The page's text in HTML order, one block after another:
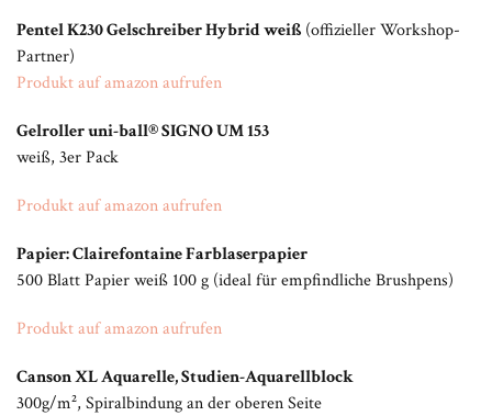
Pentel K230 Gelschreiber Hybrid weiß (offizieller Workshop-
Partner)
Produkt auf amazon aufrufen
Gelroller uni-ball® SIGNO UM 153
weiß, 3er Pack
Produkt auf amazon aufrufen
Papier: Clairefontaine Farblaserpapier
500 Blatt Papier weiß 100 g (ideal für empfindliche Brushpens)
Produkt auf amazon aufrufen
Canson XL Aquarelle, Studien-Aquarellblock
300g/m², Spiralbindung an der oberen Seite